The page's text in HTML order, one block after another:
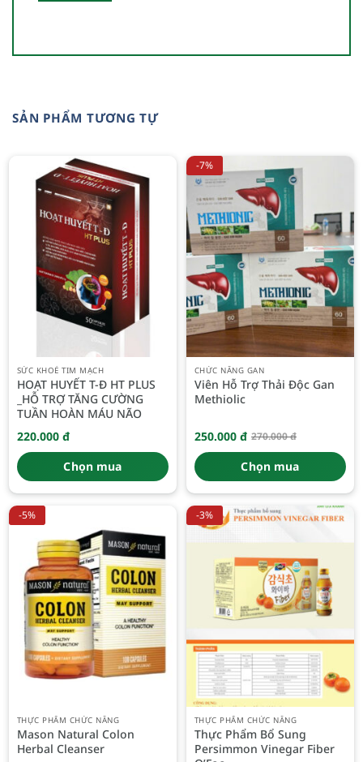
SẢN PHẨM TƯƠNG TỰ
SỨC KHOẺ TIM MẠCH
HOẠT HUYẾT T-Đ HT PLUS
_HỖ TRỢ TĂNG CƯỜNG
TUẦN HOÀN MÁU NÃO
220.000 đ
Chọn mua
-7%
CHỨC NĂNG GAN
Viên Hỗ Trợ Thải Độc Gan
Methiolic
270.000đ
Giá
gốc
là:
270.000 đ.
250.000 đ
Giá
hiện
tại
là:
250.000 đ.
Chọn mua
-5%
THỰC PHẨM CHỨC NĂNG
Mason Natural Colon
Herbal Cleanser
-3%
THỰC PHẨM CHỨC NĂNG
Thực Phẩm Bổ Sung
Persimmon Vinegar Fiber